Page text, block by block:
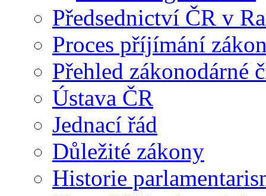
Předsednictví ČR v
Proces příjímání
Přehled zákonodárné
Ústava ČR
Jednací řád
Důležité zákony
Historie